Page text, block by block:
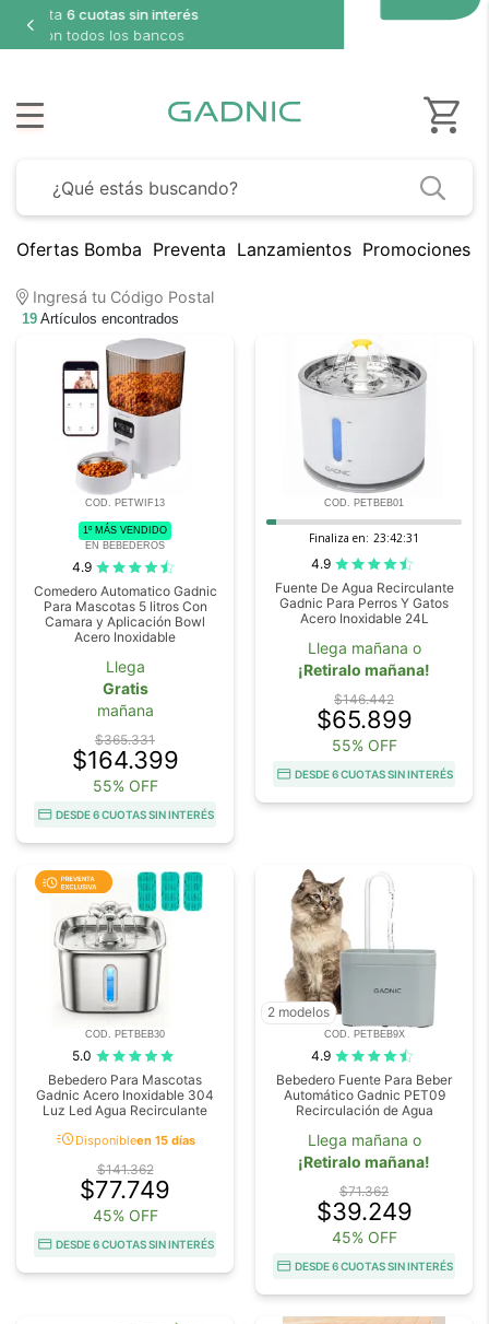
Ofertas Bomba Preventa Lanzamientos Promociones
Ingresá tu Código Postal
19 Artículos encontrados
COD. PETWIF13
1º MÁS VENDIDO
EN BEBEDEROS
4.9
Comedero Automatico Gadnic
Para Mascotas 5 litros Con
Camara y Aplicación Bowl
Acero Inoxidable
Llega
Gratis
mañana
$365.331
$164.399
55% OFF
DESDE 6 CUOTAS SIN INTERÉS
COD. PETBEB01
Finaliza en: 23:42:30
4.9
Fuente De Agua Recirculante
Gadnic Para Perros Y Gatos
Acero Inoxidable 24L
Llega mañana o
¡Retiralo mañana!
$146.442
$65.899
55% OFF
DESDE 6 CUOTAS SIN INTERÉS
COD. PETBEB30
5.0
Bebedero Para Mascotas
Gadnic Acero Inoxidable 304
Luz Led Agua Recirculante
acuteDisponibleen 15 días
$141.362
$77.749
45% OFF
DESDE 6 CUOTAS SIN INTERÉS
2 modelos
COD. PETBEB9X
4.9
Bebedero Fuente Para Beber
Automático Gadnic PET09
Recirculación de Agua
Llega mañana o
¡Retiralo mañana!
$71.362
$39.249
45% OFF
DESDE 6 CUOTAS SIN INTERÉS